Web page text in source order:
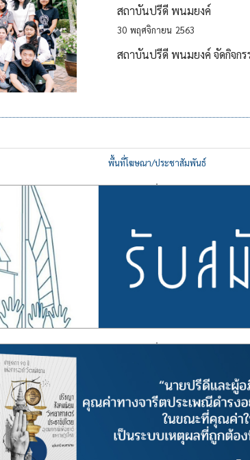
สถาบันปรีดี พนมยงค์
30 พฤศจิกายน 2563
สถาบันปรีดี พนมยงค์ จัดกิจกร
พื้นที่โฆษณา/ประชาสัมพันธ์